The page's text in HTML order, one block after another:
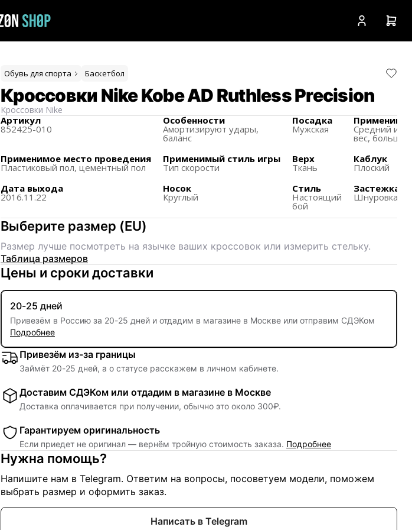
Обувь для спорта Баскетбол
Кроссовки Nike Kobe AD Ruthless Precision
Кроссовки Nike
Артикул
852425-010
Особенности
Амортизируют удары,
баланс
Посадка
Мужская Средний и
вес, большой
Применимое место проведения
Пластиковый пол, цементный пол
Применимый стиль игры
Тип скорости
Верх
Ткань
Каблук
Плоский
Дата выхода
2016.11.22
Носок
Круглый
Стиль
Настоящий
бой
Застежка
Шнуровка
Выберите размер (EU)
Размер лучше посмотреть на язычке ваших кроссовок или измерить стельку.
Таблица размеров
Цены и сроки доставки
20-25 дней
Привезём в Россию за 20-25 дней и отдадим в магазине в Москве или отправим СДЭКом
Подробнее
Привезём из-за границы
Займёт 20-25 дней, а о статусе расскажем в личном кабинете.
Доставим СДЭКом или отдадим в магазине в Москве
Доставка оплачивается при получении, обычно это около 300₽.
Гарантируем оригинальность
Если приедет не оригинал — вернём тройную стоимость заказа. Подробнее
Нужна помощь?
Напишите нам в Telegram. Ответим на вопросы, посоветуем модели, поможем
выбрать размер и оформить заказ.
Написать в Telegram